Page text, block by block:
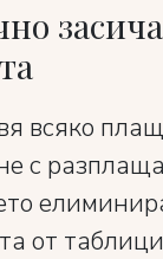
всяко
с
от